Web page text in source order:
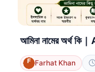
আমিনা নামের অর্থ কি
Farhat Khan